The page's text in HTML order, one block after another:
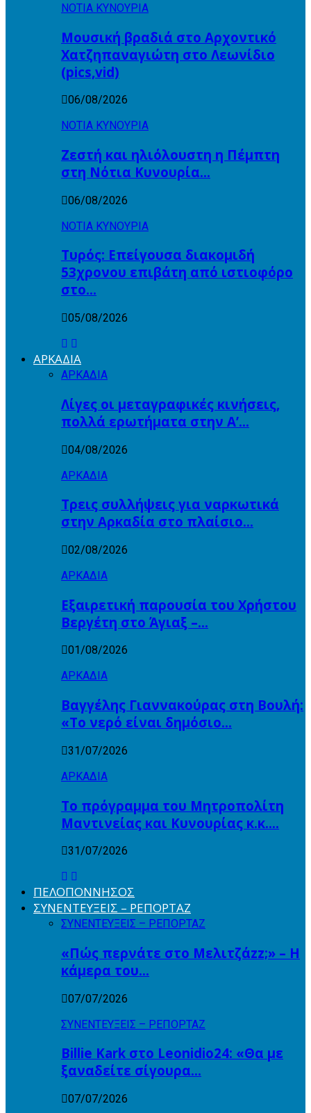
ΝΟΤΙΑ ΚΥΝΟΥΡΙΑ
Μουσική βραδιά στο Αρχοντικό
Χατζηπαναγιώτη στο Λεωνίδιο
(pics,vid)
06/08/2026
ΝΟΤΙΑ ΚΥΝΟΥΡΙΑ
Ζεστή και ηλιόλουστη η Πέμπτη
στη Νότια Κυνουρία…
06/08/2026
ΝΟΤΙΑ ΚΥΝΟΥΡΙΑ
Τυρός: Επείγουσα διακομιδή
53χρονου επιβάτη από ιστιοφόρο
στο…
05/08/2026
ΑΡΚΑΔΙΑ
ΑΡΚΑΔΙΑ
Λίγες οι μεταγραφικές κινήσεις,
πολλά ερωτήματα στην Α’…
04/08/2026
ΑΡΚΑΔΙΑ
Τρεις συλλήψεις για ναρκωτικά
στην Αρκαδία στο πλαίσιο…
02/08/2026
ΑΡΚΑΔΙΑ
Εξαιρετική παρουσία του Χρήστου
Βεργέτη στο Άγιαξ –…
01/08/2026
ΑΡΚΑΔΙΑ
Βαγγέλης Γιαννακούρας στη Βουλή:
«Το νερό είναι δημόσιο…
31/07/2026
ΑΡΚΑΔΙΑ
Το πρόγραμμα του Μητροπολίτη
Μαντινείας και Κυνουρίας κ.κ….
31/07/2026
ΠΕΛΟΠΟΝΝΗΣΟΣ
ΣΥΝΕΝΤΕΥΞΕΙΣ – ΡΕΠΟΡΤΑΖ
ΣΥΝΕΝΤΕΥΞΕΙΣ – ΡΕΠΟΡΤΑΖ
«Πώς περνάτε στο Μελιτζάzz;» – Η
κάμερα του…
07/07/2026
ΣΥΝΕΝΤΕΥΞΕΙΣ – ΡΕΠΟΡΤΑΖ
Billie Kark στο Leonidio24: «Θα με
ξαναδείτε σίγουρα…
07/07/2026